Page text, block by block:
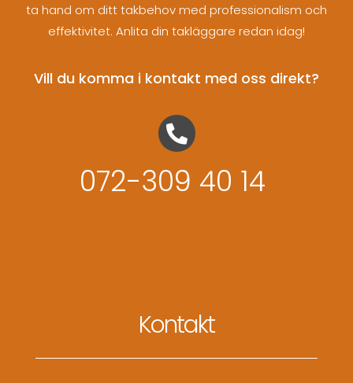
ta hand om ditt takbehov med professionalism och
effektivitet. Anlita din takläggare redan idag!
Vill du komma i kontakt med oss direkt?

072-309 40 14
Kontakt